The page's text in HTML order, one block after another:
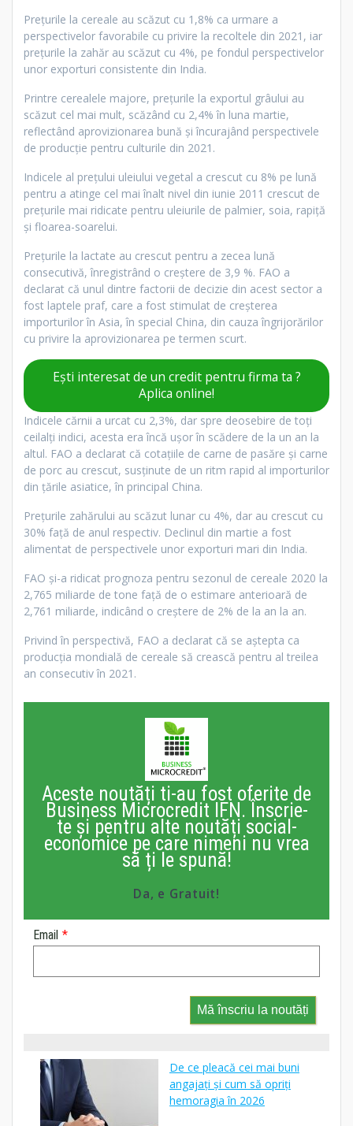
Preţurile la cereale au scăzut cu 1,8% ca urmare a
perspectivelor favorabile cu privire la recoltele din 2021, iar
preţurile la zahăr au scăzut cu 4%, pe fondul perspectivelor
unor exporturi consistente din India.
Printre cerealele majore, prețurile la exportul grâului au
scăzut cel mai mult, scăzând cu 2,4% în luna martie,
reflectând aprovizionarea bună și încurajând perspectivele
de producție pentru culturile din 2021.
Indicele al prețului uleiului vegetal a crescut cu 8% pe lună
pentru a atinge cel mai înalt nivel din iunie 2011 crescut de
prețurile mai ridicate pentru uleiurile de palmier, soia, rapiță
și floarea-soarelui.
Prețurile la lactate au crescut pentru a zecea lună
consecutivă, înregistrând o creștere de 3,9 %. FAO a
declarat că unul dintre factorii de decizie din acest sector a
fost laptele praf, care a fost stimulat de creșterea
importurilor în Asia, în special China, din cauza îngrijorărilor
cu privire la aprovizionarea pe termen scurt.
Ești interesat de un credit pentru firma ta ?
Aplica online!
Indicele cărnii a urcat cu 2,3%, dar spre deosebire de toți
ceilalți indici, acesta era încă ușor în scădere de la un an la
altul. FAO a declarat că cotațiile de carne de pasăre și carne
de porc au crescut, susținute de un ritm rapid al importurilor
din țările asiatice, în principal China.
Prețurile zahărului au scăzut lunar cu 4%, dar au crescut cu
30% față de anul respectiv. Declinul din martie a fost
alimentat de perspectivele unor exporturi mari din India.
FAO și-a ridicat prognoza pentru sezonul de cereale 2020 la
2,765 miliarde de tone față de o estimare anterioară de
2,761 miliarde, indicând o creștere de 2% de la an la an.
Privind în perspectivă, FAO a declarat că se aștepta ca
producția mondială de cereale să crească pentru al treilea
an consecutiv în 2021.
Aceste noutăți ti-au fost oferite de
Business Microcredit IFN. Înscrie-
te și pentru alte noutăți social-
economice pe care nimeni nu vrea
să ți le spună!
Da, e Gratuit!
Email *
Mă înscriu la noutăți
De ce pleacă cei mai buni
angajați și cum să opriți
hemoragia în 2026